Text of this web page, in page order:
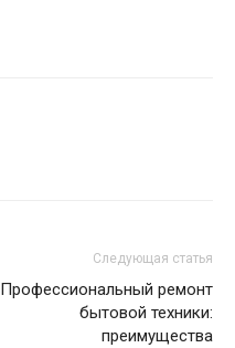
Следующая статья
Профессиональный ремонт
бытовой техники:
преимущества